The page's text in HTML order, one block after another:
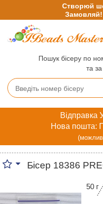
Пошук бісеру по
та
Відправка
Нова пошта:
Бісер 18386
50 г
Створюй
Замовляй!